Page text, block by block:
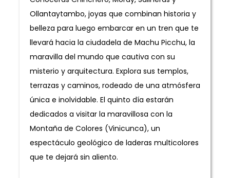
Ollantaytambo, joyas que combinan historia y
belleza para luego embarcar en un tren que te
llevará hacia la ciudadela de Machu Picchu, la
maravilla del mundo que cautiva con su
misterio y arquitectura. Explora sus templos,
terrazas y caminos, rodeado de una atmósfera
única e inolvidable. El quinto día estarán
dedicados a visitar la maravillosa con la
Montaña de Colores (Vinicunca), un
espectáculo geológico de laderas multicolores
que te dejará sin aliento.